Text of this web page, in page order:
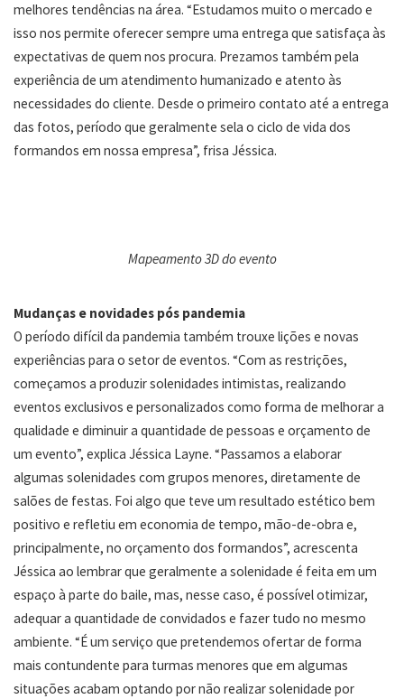
melhores tendências na área. “Estudamos muito o mercado e
isso nos permite oferecer sempre uma entrega que satisfaça às
expectativas de quem nos procura. Prezamos também pela
experiência de um atendimento humanizado e atento às
necessidades do cliente. Desde o primeiro contato até a entrega
das fotos, período que geralmente sela o ciclo de vida dos
formandos em nossa empresa”, frisa Jéssica.
Mapeamento 3D do evento
Mudanças e novidades pós pandemia
O período difícil da pandemia também trouxe lições e novas
experiências para o setor de eventos. “Com as restrições,
começamos a produzir solenidades intimistas, realizando
eventos exclusivos e personalizados como forma de melhorar a
qualidade e diminuir a quantidade de pessoas e orçamento de
um evento”, explica Jéssica Layne. “Passamos a elaborar
algumas solenidades com grupos menores, diretamente de
salões de festas. Foi algo que teve um resultado estético bem
positivo e refletiu em economia de tempo, mão-de-obra e,
principalmente, no orçamento dos formandos”, acrescenta
Jéssica ao lembrar que geralmente a solenidade é feita em um
espaço à parte do baile, mas, nesse caso, é possível otimizar,
adequar a quantidade de convidados e fazer tudo no mesmo
ambiente. “É um serviço que pretendemos ofertar de forma
mais contundente para turmas menores que em algumas
situações acabam optando por não realizar solenidade por